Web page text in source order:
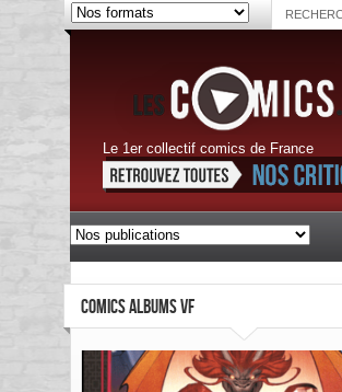
Le 1er collectif comics de France
COMICS ALBUMS VF